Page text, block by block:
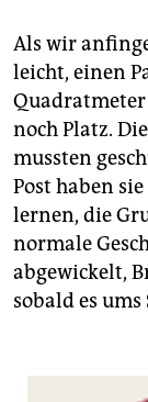
Als wir
leicht, einen
noch Platz.
mussten
Post haben
lernen, die
normale
abgewickelt,
sobald es